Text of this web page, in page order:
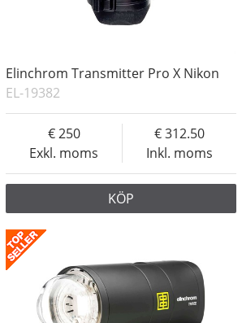
Elinchrom Transmitter Pro X Nikon
EL-19382
Exkl. moms
250
Inkl. moms
312.50
KÖP